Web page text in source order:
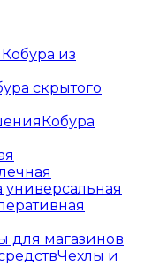
Кобура из
скрытого
Кобура
универсальная
для магазинов
Чехлы и